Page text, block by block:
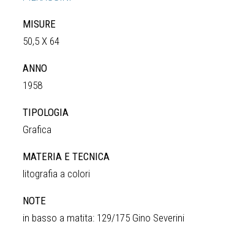
MISURE
50,5 X 64
ANNO
1958
TIPOLOGIA
Grafica
MATERIA E TECNICA
litografia a colori
NOTE
in basso a matita: 129/175 Gino Severini